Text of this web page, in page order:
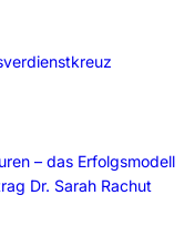
– das Erfolgsmodell
Dr. Sarah Rachut